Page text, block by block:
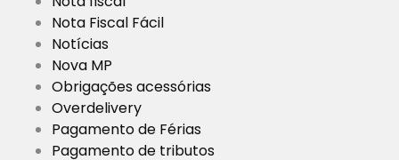
Nota Fiscal Fácil
Notícias
Nova MP
Obrigações acessórias
Overdelivery
Pagamento de Férias
Pagamento de tributos